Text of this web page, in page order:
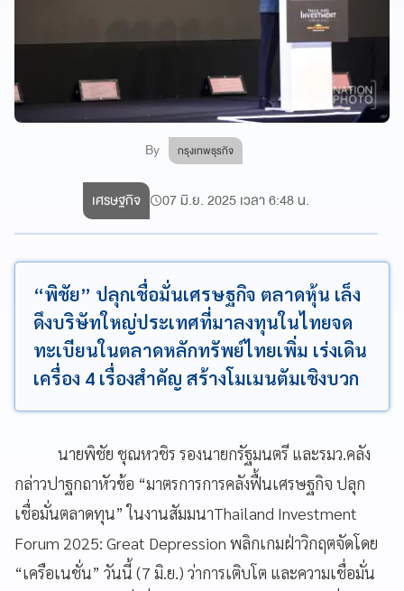
By กรุงเทพธุรกิจ
เศรษฐกิจ 07 มิ.ย. 2025 เวลา 6:48 น.
“พิชัย” ปลุกเชื่อมั่นเศรษฐกิจ ตลาดหุ้น เล็ง
ดึงบริษัทใหญ่ประเทศที่มาลงทุนในไทยจด
ทะเบียนในตลาดหลักทรัพย์ไทยเพิ่ม เร่งเดิน
เครื่อง 4 เรื่องสำคัญ สร้างโมเมนตัมเชิงบวก
นายพิชัย ชุณหวชิร รองนายกรัฐมนตรี และรมว.คลัง
กล่าวปาฐกถาหัวข้อ “มาตรการการคลังฟื้นเศรษฐกิจ ปลุก
เชื่อมั่นตลาดทุน” ในงานสัมมนาThailand Investment
Forum 2025: Great Depression พลิกเกมฝ่าวิกฤตจัดโดย
“เครือเนชั่น” วันนี้ (7 มิ.ย.) ว่าการเติบโต และความเชื่อมั่น